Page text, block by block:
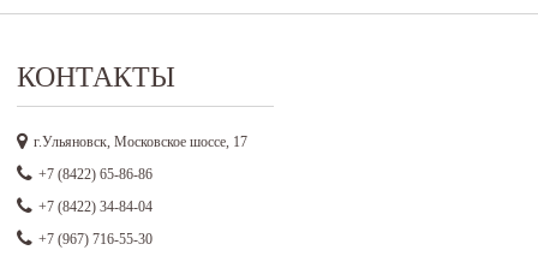
КОНТАКТЫ
г.Ульяновск, Московское шоссе, 17
+7 (8422) 65-86-86
+7 (8422) 34-84-04
+7 (967) 716-55-30